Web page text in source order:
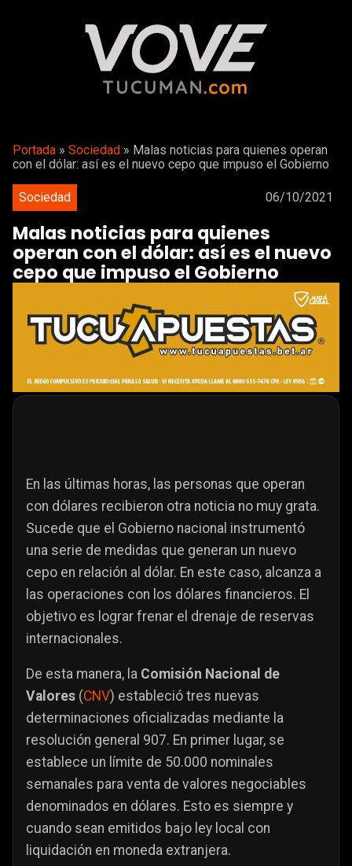
Portada » Sociedad » Malas noticias para quienes operan
con el dólar: así es el nuevo cepo que impuso el Gobierno
Sociedad 06/10/2021
Malas noticias para quienes
operan con el dólar: así es el nuevo
cepo que impuso el Gobierno
En las últimas horas, las personas que operan
con dólares recibieron otra noticia no muy grata.
Sucede que el Gobierno nacional instrumentó
una serie de medidas que generan un nuevo
cepo en relación al dólar. En este caso, alcanza a
las operaciones con los dólares financieros. El
objetivo es lograr frenar el drenaje de reservas
internacionales.
De esta manera, la Comisión Nacional de
Valores (CNV) estableció tres nuevas
determinaciones oficializadas mediante la
resolución general 907. En primer lugar, se
establece un límite de 50.000 nominales
semanales para venta de valores negociables
denominados en dólares. Esto es siempre y
cuando sean emitidos bajo ley local con
liquidación en moneda extranjera.